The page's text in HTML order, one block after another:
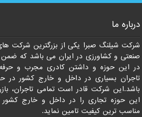
درباره ما
شرکت شیلنگ صبرا یکی از بزرگترین شرکت
صنعتی و کشاورزی در ایران می باشد که
در این حوزه و داشتن کادری مجرب و حرفه
تاجران بسیاری در داخل و خارج کشور در
باشد.این شرکت قادر است تمامی تاجران،
این حوزه تجاری را در داخل و خارج
مناسب ترین کیفیت تامین نماید.